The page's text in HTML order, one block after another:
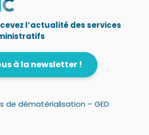
l’actualité des services
à la newsletter !
de dématérialisation – GED